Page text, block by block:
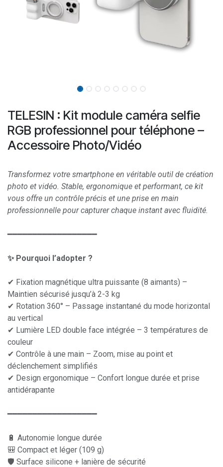
TELESIN : Kit module caméra selfie
RGB professionnel pour téléphone –
Accessoire Photo/Vidéo
Transformez votre smartphone en véritable outil de création
photo et vidéo. Stable, ergonomique et performant, ce kit
vous offre un contrôle précis et une prise en main
professionnelle pour capturer chaque instant avec fluidité.
━━━━━━━━━━━━━━━━━━
✨ Pourquoi l’adopter ?
✔ Fixation magnétique ultra puissante (8 aimants) –
Maintien sécurisé jusqu’à 2-3 kg
✔ Rotation 360° – Passage instantané du mode horizontal
au vertical
✔ Lumière LED double face intégrée – 3 températures de
couleur
✔ Contrôle à une main – Zoom, mise au point et
déclenchement simplifiés
✔ Design ergonomique – Confort longue durée et prise
antidérapante
━━━━━━━━━━━━━━━━━━
🔋 Autonomie longue durée
🎒 Compact et léger (109 g)
🛡 Surface silicone + lanière de sécurité